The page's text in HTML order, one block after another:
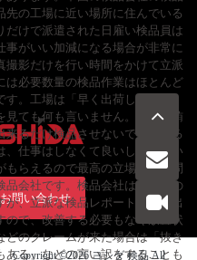
先の工場に近い場所に住んでいる
だけで派遣された日雇い検品員は
がいい加減になる場合が非常に
撮影だけを行い時間をかけて立派
は必要数量の検品作業はほとんど
。工場は「早く出荷したい立
ても何も言いません。むしろ賄
るだけ検品させないで帰らせる
、仕事はしなくて良いし、日雇い
らえるので最高の立場です。問
品会社です。検品会社は当然その
が、立派な検品レポートさえ提出
で、改善する必要もなく放置状
どのクレームが来た場合は「抜き
る」などの言い訳をすることも
お問い合わせ
Copyright ©2026ヨシダ 検品All